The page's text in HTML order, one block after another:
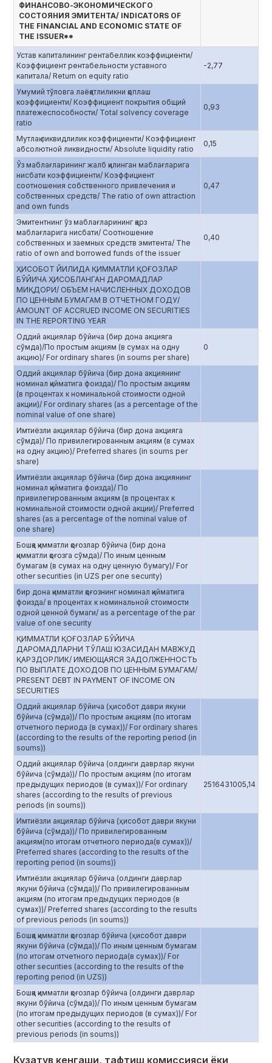
ФИНАНСОВО-ЭКОНОМИЧЕСКОГО
СОСТОЯНИЯ ЭМИТЕНТА/ INDICATORS OF
THE FINANCIAL AND ECONOMIC STATE OF
THE ISSUER**
Устав капиталининг рентабеллик коэффициенти/
Коэффициент рентабельности уставного
капитала/ Return on equity ratio
-2,77
Умумий тўловга лаёқатлиликни қоплаш
коэффициенти/ Коэффициент покрытия общий
платежеспособности/ Total solvency coverage
ratio
0,93
Мутлақ ликвидлилик коэффициенти/ Коэффициент
абсолютной ликвидности/ Absolute liquidity ratio
0,15
Ўз маблағларининг жалб қилинган маблағларига
нисбати коэффициенти/ Коэффициент
соотношения собственного привлечения и
собственных средств/ The ratio of own attraction
and own funds
0,47
Эмитентнинг ўз маблағларининг қарз
маблағларига нисбати/ Соотношение
собственных и заемных средств эмитента/ The
ratio of own and borrowed funds of the issuer
0,40
ҲИСОБОТ ЙИЛИДА ҚИММАТЛИ ҚОҒОЗЛАР
БЎЙИЧА ҲИСОБЛАНГАН ДАРОМАДЛАР
МИҚДОРИ/ ОБЪЕМ НАЧИСЛЕННЫХ ДОХОДОВ
ПО ЦЕННЫМ БУМАГАМ В ОТЧЕТНОМ ГОДУ/
AMOUNT OF ACCRUED INCOME ON SECURITIES
IN THE REPORTING YEAR
Оддий акциялар бўйича (бир дона акцияга
сўмда)/По простым акциям (в сумах на одну
акцию)/ For ordinary shares (in soums per share)
0
Оддий акциялар бўйича (бир дона акциянинг
номинал қийматига фоизда)/ По простым акциям
(в процентах к номинальной стоимости одной
акции)/ For ordinary shares (as a percentage of the
nominal value of one share)
Имтиёзли акциялар бўйича (бир дона акцияга
сўмда)/ По привилегированным акциям (в сумах
на одну акцию)/ Preferred shares (in soums per
share)
Имтиёзли акциялар бўйича (бир дона акциянинг
номинал қийматига фоизда)/ По
привилегированным акциям (в процентах к
номинальной стоимости одной акции)/ Preferred
shares (as a percentage of the nominal value of
one share)
Бошқа қимматли қоғозлар бўйича (бир дона
қимматли қоғозга сўмда)/ По иным ценным
бумагам (в сумах на одну ценную бумагу)/ For
other securities (in UZS per one security)
бир дона қимматли қоғознинг номинал қийматига
фоизда/ в процентах к номинальной стоимости
одной ценной бумаги/ as a percentage of the par
value of one security
ҚИММАТЛИ ҚОҒОЗЛАР БЎЙИЧА
ДАРОМАДЛАРНИ ТЎЛАШ ЮЗАСИДАН МАВЖУД
ҚАРЗДОРЛИК/ ИМЕЮЩАЯСЯ ЗАДОЛЖЕННОСТЬ
ПО ВЫПЛАТЕ ДОХОДОВ ПО ЦЕННЫМ БУМАГАМ/
PRESENT DEBT IN PAYMENT OF INCOME ON
SECURITIES
Оддий акциялар бўйича (ҳисобот даври якуни
бўйича (сўмда))/ По простым акциям (по итогам
отчетного периода (в сумах))/ For ordinary shares
(according to the results of the reporting period (in
soums))
Оддий акциялар бўйича (олдинги даврлар якуни
бўйича (сўмда))/ По простым акциям (по итогам
предыдущих периодов (в сумах))/ For ordinary
shares (according to the results of previous
periods (in soums))
2516431005,14
Имтиёзли акциялар бўйича (ҳисобот даври якуни
бўйича (сўмда))/ По привилегированным
акциям(по итогам отчетного периода(в сумах))/
Preferred shares (according to the results of the
reporting period (in soums))
Имтиёзли акциялар бўйича (олдинги даврлар
якуни бўйича (сўмда))/ По привилегированным
акциям (по итогам предыдущих периодов (в
сумах))/ Preferred shares (according to the results
of previous periods (in soums))
Бошқа қимматли қоғозлар бўйича (ҳисобот даври
якуни бўйича (сўмда))/ По иным ценным бумагам
(по итогам отчетного периода(в сумах))/ For
other securities (according to the results of the
reporting period (in UZS))
Бошқа қимматли қоғозлар бўйича (олдинги даврлар
якуни бўйича (сўмда))/ По иным ценным бумагам
(по итогам предыдущих периодов (в сумах))/ For
other securities (according to the results of
previous periods (in soums))
Кузатув кенгаши, тафтиш комиссияси ёки